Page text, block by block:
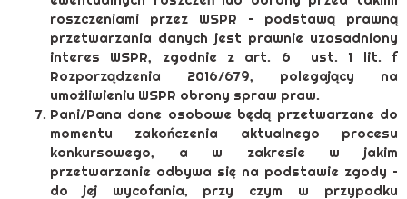
roszczeniami przez WSPR – podstawą prawną
przetwarzania danych jest prawnie uzasadniony
interes WSPR, zgodnie z art. 6 ust. 1 lit. f
Rozporządzenia 2016/679, polegający na
umożliwieniu WSPR obrony spraw praw.
Pani/Pana dane osobowe będą przetwarzane do
momentu zakończenia aktualnego procesu
konkursowego, a w zakresie w jakim
przetwarzanie odbywa się na podstawie zgody –
do jej wycofania, przy czym w przypadku